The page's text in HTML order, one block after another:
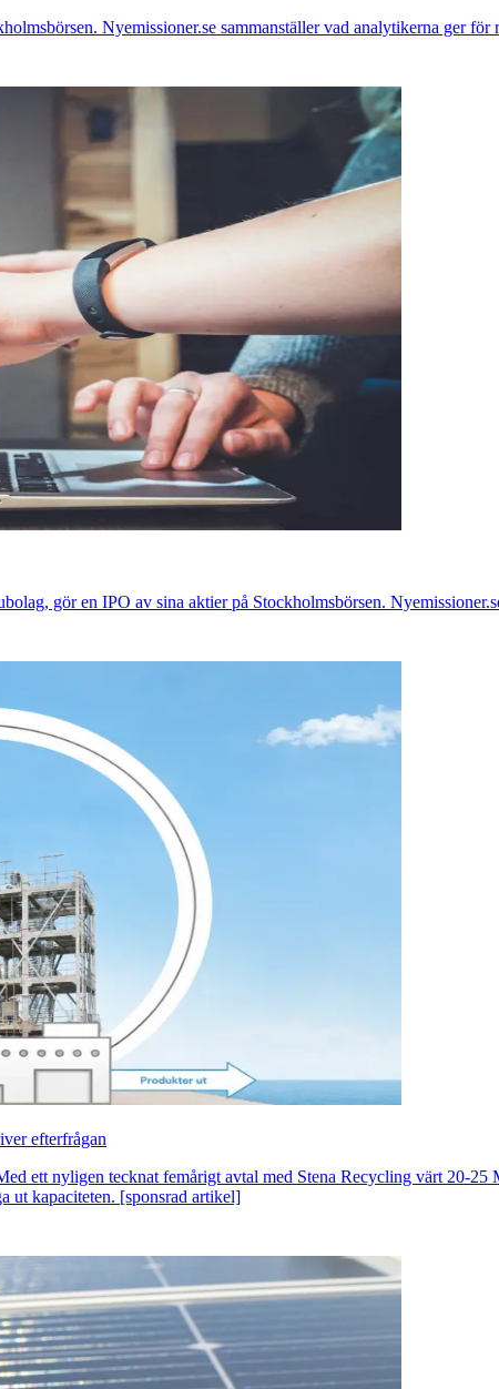
Nyemissioner.se sammanställer vad analytikerna ger för
gör en IPO av sina aktier på Stockholmsbörsen.
efterfrågan
ett nyligen tecknat femårigt avtal med Stena Recycling värt 20-
ut kapaciteten. [sponsrad artikel]